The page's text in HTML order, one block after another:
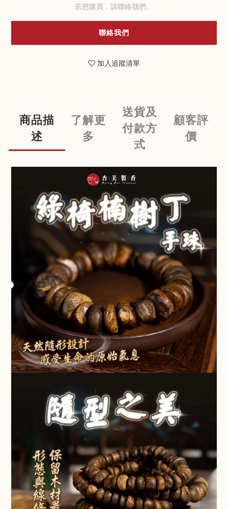
若想購買，請聯絡我們。
聯絡我們
加入追蹤清單
商品描
述
了解更
多
送貨及
付款方
式
顧客評
價